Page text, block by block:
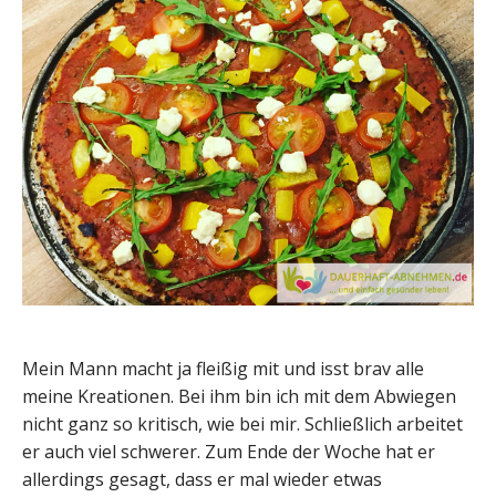
Mein Mann macht ja fleißig mit und isst brav alle
meine Kreationen. Bei ihm bin ich mit dem Abwiegen
nicht ganz so kritisch, wie bei mir. Schließlich arbeitet
er auch viel schwerer. Zum Ende der Woche hat er
allerdings gesagt, dass er mal wieder etwas